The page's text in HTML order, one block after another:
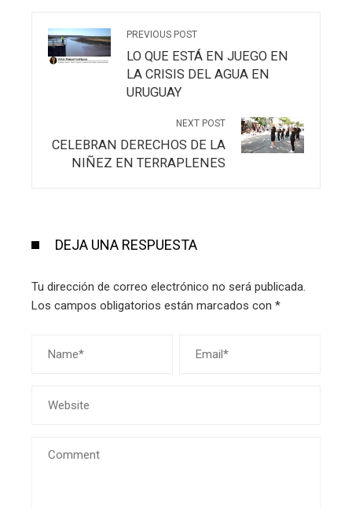
PREVIOUS POST
LO QUE ESTÁ EN JUEGO EN
LA CRISIS DEL AGUA EN
URUGUAY
NEXT POST
CELEBRAN DERECHOS DE LA
NIÑEZ EN TERRAPLENES
DEJA UNA RESPUESTA
Tu dirección de correo electrónico no será publicada.
Los campos obligatorios están marcados con *